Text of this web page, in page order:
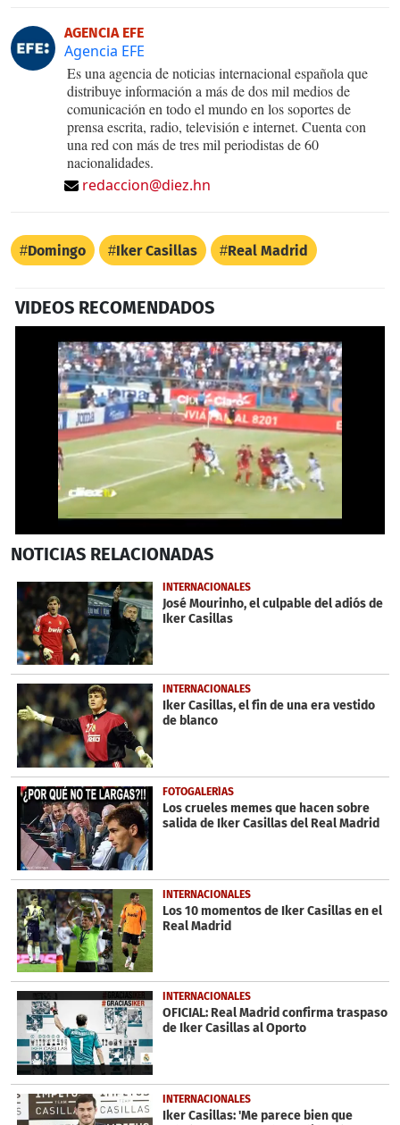
AGENCIA EFE
Agencia EFE
Es una agencia de noticias internacional española que
distribuye información a más de dos mil medios de
comunicación en todo el mundo en los soportes de
prensa escrita, radio, televisión e internet. Cuenta con
una red con más de tres mil periodistas de 60
nacionalidades.
redaccion@diez.hn
Domingo Iker Casillas Real Madrid
VIDEOS RECOMENDADOS
seconds
58
seconds
NOTICIAS RELACIONADAS
INTERNACIONALES
José Mourinho, el culpable del adiós de
Iker Casillas
INTERNACIONALES
Iker Casillas, el fin de una era vestido
de blanco
FOTOGALERÍAS
Los crueles memes que hacen sobre
salida de Iker Casillas del Real Madrid
INTERNACIONALES
Los 10 momentos de Iker Casillas en el
Real Madrid
INTERNACIONALES
OFICIAL: Real Madrid confirma traspaso
de Iker Casillas al Oporto
INTERNACIONALES
Iker Casillas: 'Me parece bien que